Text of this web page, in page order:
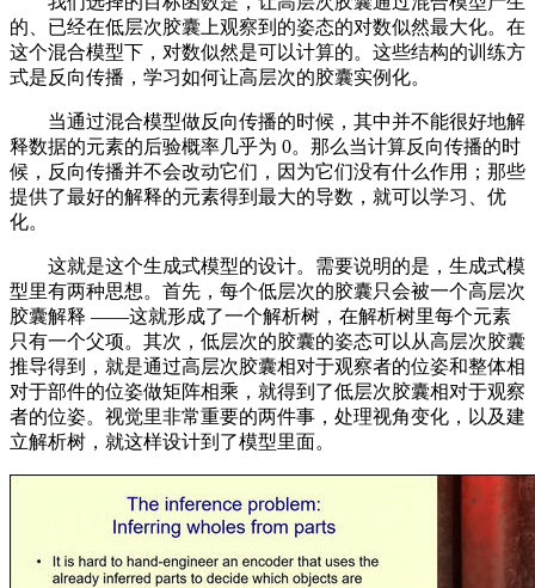
的、已经在低层次胶囊上观察到的姿态的对数似然最大化。在
这个混合模型下，对数似然是可以计算的。这些结构的训练方
式是反向传播，学习如何让高层次的胶囊实例化。
当通过混合模型做反向传播的时候，其中并不能很好地解
释数据的元素的后验概率几乎为 0。那么当计算反向传播的时
候，反向传播并不会改动它们，因为它们没有什么作用；那些
提供了最好的解释的元素得到最大的导数，就可以学习、优
化。
这就是这个生成式模型的设计。需要说明的是，生成式模
型里有两种思想。首先，每个低层次的胶囊只会被一个高层次
胶囊解释 ——这就形成了一个解析树，在解析树里每个元素
只有一个父项。其次，低层次的胶囊的姿态可以从高层次胶囊
推导得到，就是通过高层次胶囊相对于观察者的位姿和整体相
对于部件的位姿做矩阵相乘，就得到了低层次胶囊相对于观察
者的位姿。视觉里非常重要的两件事，处理视角变化，以及建
立解析树，就这样设计到了模型里面。